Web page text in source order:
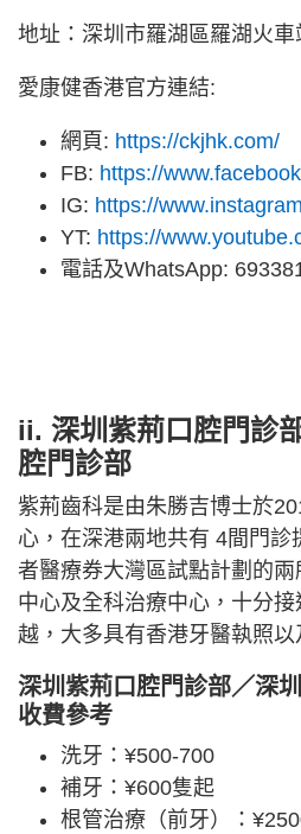
地址：深圳市羅湖區羅湖火
愛康健香港官方連結:
網頁: https://ckjhk.com/
FB: https://
IG: https://
YT: https://
電話及WhatsApp:
ii. 深圳紫荊口腔門診
腔門診部
紫荊齒科是由朱勝吉博士於
心，在深港兩地共有 4間門診
者醫療券大灣區試點計劃的
中心及全科治療中心，十分
越，大多具有香港牙醫執照以
深圳紫荊口腔門診部／深
收費參考
洗牙：¥500-700
補牙：¥600隻起
根管治療（前牙）：